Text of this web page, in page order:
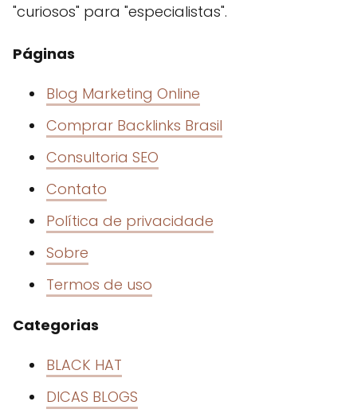
"curiosos" para "especialistas".
Páginas
Blog Marketing Online
Comprar Backlinks Brasil
Consultoria SEO
Contato
Política de privacidade
Sobre
Termos de uso
Categorias
BLACK HAT
DICAS BLOGS